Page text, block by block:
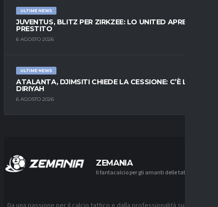
ULTIME NEWS
JUVENTUS, BLITZ PER ZIRKZEE: LO UNITED APRE AL
PRESTITO
6 AGOSTO 2026
ULTIME NEWS
ATALANTA, DJIMSITI CHIEDE LA CESSIONE: C’È L’AL-
DIRIYAH
6 AGOSTO 2026
ZEMANIA
Il fantacalcio per gli amanti delle tattiche